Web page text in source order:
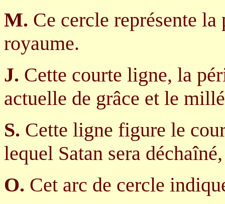
M. Ce cercle représente
royaume.
J. Cette courte ligne, la
actuelle de grâce et le
S. Cette ligne figure le
lequel Satan sera
O. Cet arc de cercle